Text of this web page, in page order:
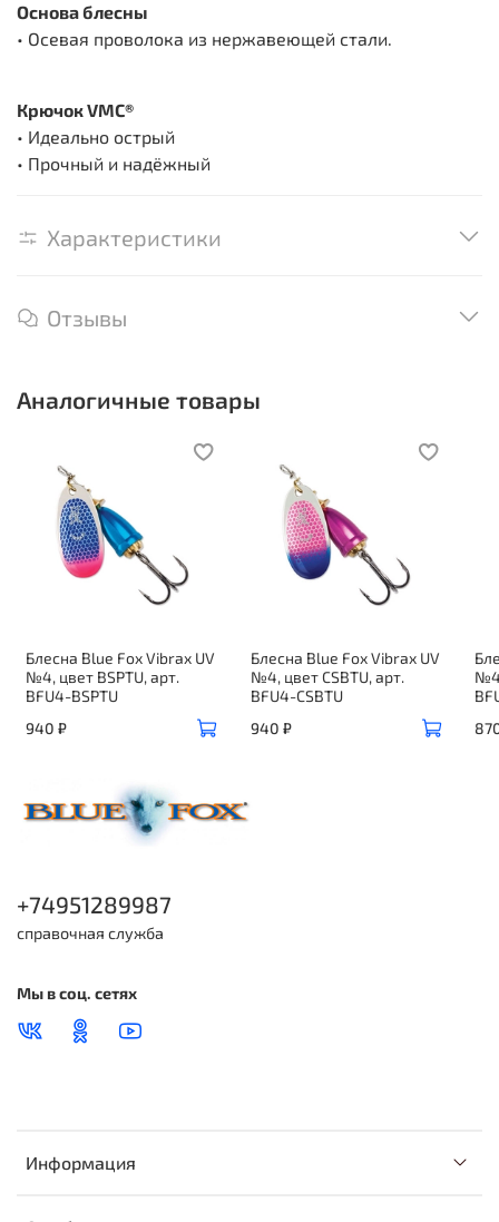
Основа блесны
• Осевая проволока из нержавеющей стали.
Крючок VMC®
• Идеально острый
• Прочный и надёжный
Характеристики
Отзывы
Аналогичные товары
Блесна Blue Fox Vibrax UV
№4, цвет BSPTU, арт.
BFU4-BSPTU
940 ₽
Блесна Blue Fox Vibrax UV
№4, цвет CSBTU, арт.
BFU4-CSBTU
940 ₽
Информация
+74951289987
справочная служба
Мы в соц. сетях